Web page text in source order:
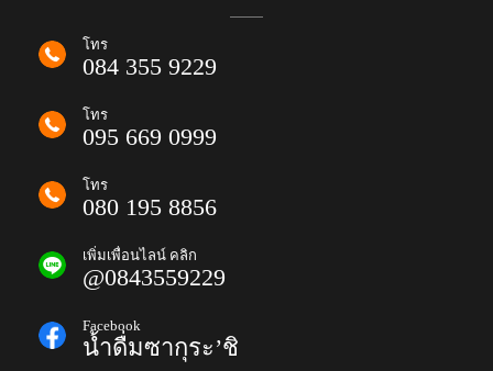
โทร
084 355 9229
โทร
095 669 0999
โทร
080 195 8856
เพิ่มเพื่อนไลน์ คลิก
@0843559229
Facebook
น้ำดื่มซากุระ’ชิ